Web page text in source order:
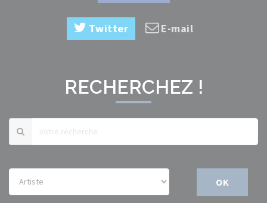
Twitter E-mail
RECHERCHEZ !
OK